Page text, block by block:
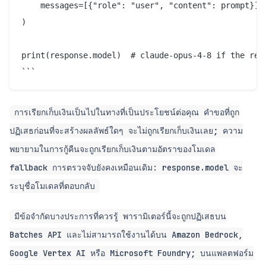
    messages=[{"role": "user", "content": prompt}],
)
print(response.model)  # claude-opus-4-8 if the
```
การเรียกเก็บเงินเป็นไปในทางที่เป็นประโยชน์ต่อคุณ คำขอที่ถูก
ปฏิเสธก่อนที่จะสร้างผลลัพธ์ใดๆ จะไม่ถูกเรียกเก็บเงินเลย; ความ
พยายามในการกู้คืนจะถูกเรียกเก็บเงินตามอัตราของโมเดล
fallback การตรวจจับยังคงเหมือนเดิม: response.model จะ
ระบุชื่อโมเดลที่ตอบกลับ
มีข้อจำกัดบางประการที่ควรรู้ พารามิเตอร์นี้จะถูกปฏิเสธบน
Batches API และไม่สามารถใช้งานได้บน Amazon Bedrock,
Google Vertex AI หรือ Microsoft Foundry; บนแพลตฟอร์ม